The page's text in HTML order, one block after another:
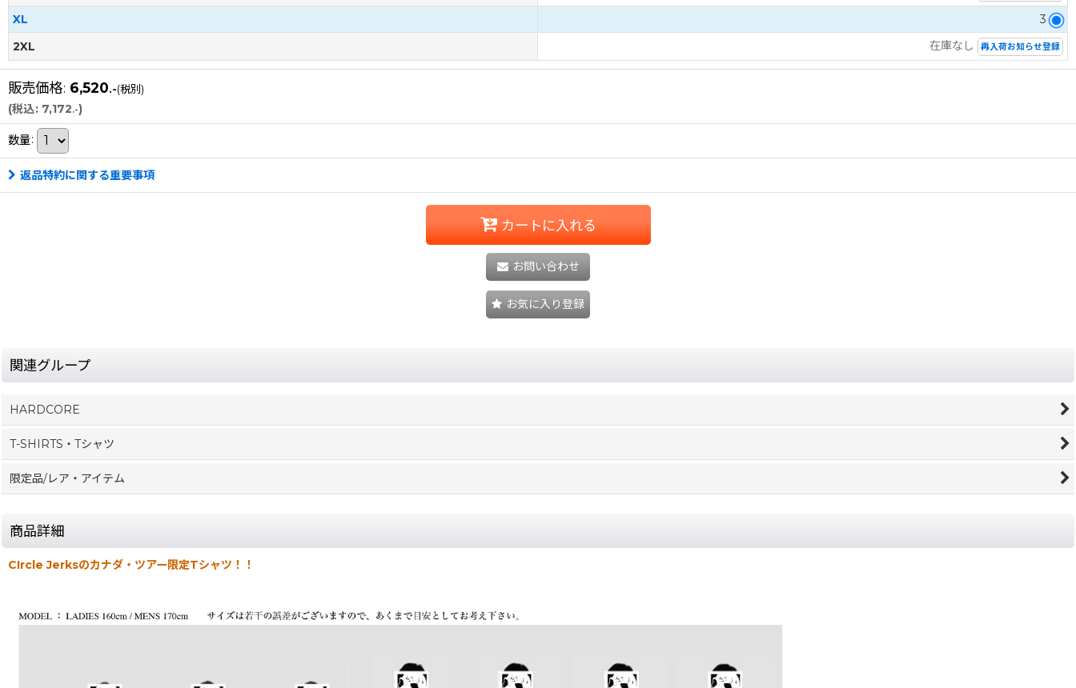
XL
3
2XL
在庫なし 再入荷お知らせ登録
販売価格: 6,520.-(税別)
(税込: 7,172.-)
数量:
返品特約に関する重要事項
カートに入れる
お問い合わせ
お気に入り登録
関連グループ
HARDCORE
T-SHIRTS・Tシャツ
限定品/レア・アイテム
商品詳細
CIrcle Jerksのカナダ・ツアー限定Tシャツ！！